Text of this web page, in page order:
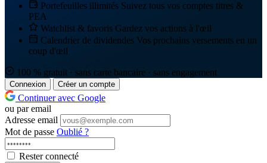
Portefeuilles illimités Suivez tous vos comptes titres &
PEA
Watchlist & favoris Gardez vos actions à l'œil
Calendrier de dividendes Vos prochains versements en un
coup d'œil
100 % gratuit · sans carte bancaire · sans engagement
Connexion Créer un compte
Continuer avec Google
ou par email
Adresse email
Mot de passe Oublié ?
Rester connecté